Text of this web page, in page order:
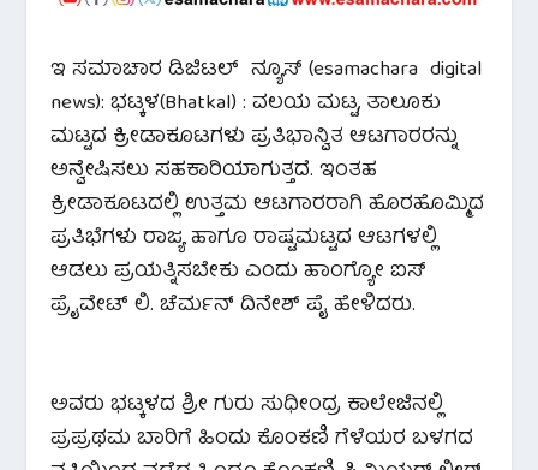
ಇ ಸಮಾಚಾರ ಡಿಜಿಟಲ್ ನ್ಯೂಸ್ (esamachara digital
news): ಭಟ್ಕಳ(Bhatkal) :ವಲಯ ಮಟ್ಟ, ತಾಲೂಕು
ಮಟ್ಟದ ಕ್ರೀಡಾಕೂಟಗಳು ಪ್ರತಿಭಾನ್ವಿತ ಆಟಗಾರರನ್ನು
ಅನ್ವೇಷಿಸಲು ಸಹಕಾರಿಯಾಗುತ್ತದೆ. ಇಂತಹ
ಕ್ರೀಡಾಕೂಟದಲ್ಲಿ ಉತ್ತಮ ಆಟಗಾರರಾಗಿ ಹೊರಹೊಮ್ಮಿದ
ಪ್ರತಿಭೆಗಳು ರಾಜ್ಯ ಹಾಗೂ ರಾಷ್ಟಮಟ್ಟದ ಆಟಗಳಲ್ಲಿ
ಆಡಲು ಪ್ರಯತ್ನಿಸಬೇಕು ಎಂದು ಹಾಂಗ್ಯೋ ಐಸ್
ಪ್ರೈವೇಟ್ ಲಿ. ಚೆರ್ಮನ್ ದಿನೇಶ್ ಪೈ ಹೇಳಿದರು.
ಅವರು ಭಟ್ಕಳದ ಶ್ರೀ ಗುರು ಸುಧೀಂದ್ರ ಕಾಲೇಜಿನಲ್ಲಿ
ಪ್ರಪ್ರಥಮ ಬಾರಿಗೆ ಹಿಂದು ಕೊಂಕಣಿ ಗೆಳೆಯರ ಬಳಗದ